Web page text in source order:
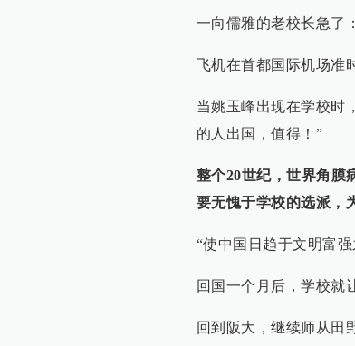
一向儒雅的老校长急了
飞机在首都国际机场准
当姚玉峰出现在学校时
的人出国，值得！”
整个20世纪，世界角膜
要无愧于学校的选派，
“使中国日趋于文明富
回国一个月后，学校就
回到阪大，继续师从田